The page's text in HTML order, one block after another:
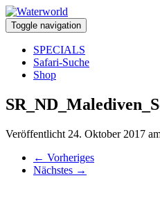
Toggle navigation
SPECIALS
Safari-Suche
Shop
Veröffentlicht 24. Oktober 2017
← Vorheriges
Nächstes →